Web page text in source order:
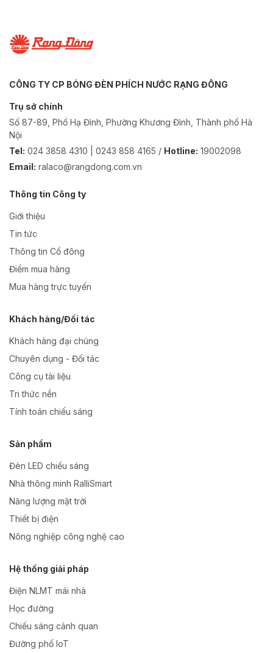
CÔNG TY CP BÓNG ĐÈN PHÍCH NƯỚC RẠNG ĐÔNG
Trụ sở chính
Số 87-89, Phố Hạ Đình, Phường Khương Đình, Thành phố Hà
Nội
Tel: 024 3858 4310 | 0243 858 4165 / Hotline: 19002098
Email: ralaco@rangdong.com.vn
Thông tin Công ty
Giới thiệu
Tin tức
Thông tin Cổ đông
Điểm mua hàng
Mua hàng trực tuyến
Khách hàng/Đối tác
Khách hàng đại chúng
Chuyên dụng - Đối tác
Công cụ tài liệu
Tri thức nền
Tính toán chiếu sáng
Sản phẩm
Đèn LED chiếu sáng
Nhà thông minh RalliSmart
Năng lượng mặt trời
Thiết bị điện
Nông nghiệp công nghệ cao
Hệ thống giải pháp
Điện NLMT mái nhà
Học đường
Chiếu sáng cảnh quan
Đường phố IoT